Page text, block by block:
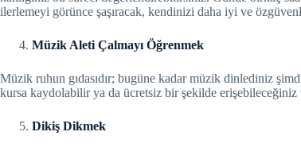
ilerlemeyi görünce şaşıracak, kendinizi daha iyi ve
Müzik Aleti Çalmayı Öğrenmek
Müzik ruhun gıdasıdır; bugüne kadar müzik dinlediniz
kursa kaydolabilir ya da ücretsiz bir şekilde
Dikiş Dikmek